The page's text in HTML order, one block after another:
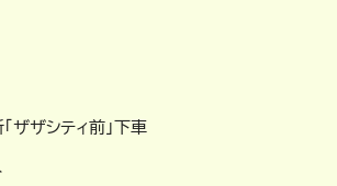
ザシティ前」下車